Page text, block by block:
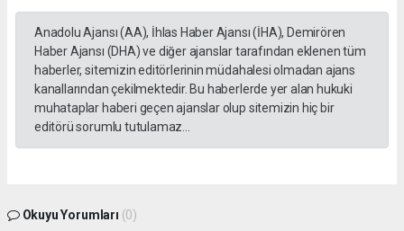
Anadolu Ajansı (AA), İhlas Haber Ajansı (İHA), Demirören
Haber Ajansı (DHA) ve diğer ajanslar tarafından eklenen tüm
haberler, sitemizin editörlerinin müdahalesi olmadan ajans
kanallarından çekilmektedir. Bu haberlerde yer alan hukuki
muhataplar haberi geçen ajanslar olup sitemizin hiç bir
editörü sorumlu tutulamaz...
Okuyu Yorumları (0)